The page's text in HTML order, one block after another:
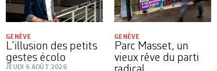
GENÈVE
L’illusion des petits
gestes écolo
JEUDI 6 AOÛT 2026
GENÈVE
Parc Masset, un
vieux rêve du parti